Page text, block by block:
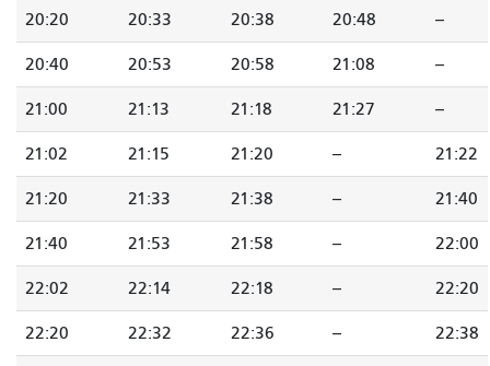
20:20 20:33 20:38 20:48 --
20:40 20:53 20:58 21:08 --
21:00 21:13 21:18 21:27 --
21:02 21:15 21:20 -- 21:22
21:20 21:33 21:38 -- 21:40
21:40 21:53 21:58 -- 22:00
22:02 22:14 22:18 -- 22:20
22:20 22:32 22:36 -- 22:38